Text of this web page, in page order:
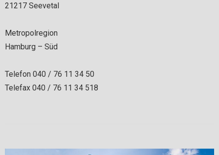
21217 Seevetal
Metropolregion
Hamburg – Süd
Telefon 040 / 76 11 34 50
Telefax 040 / 76 11 34 518